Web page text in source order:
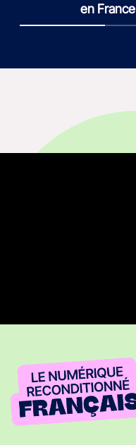
en France